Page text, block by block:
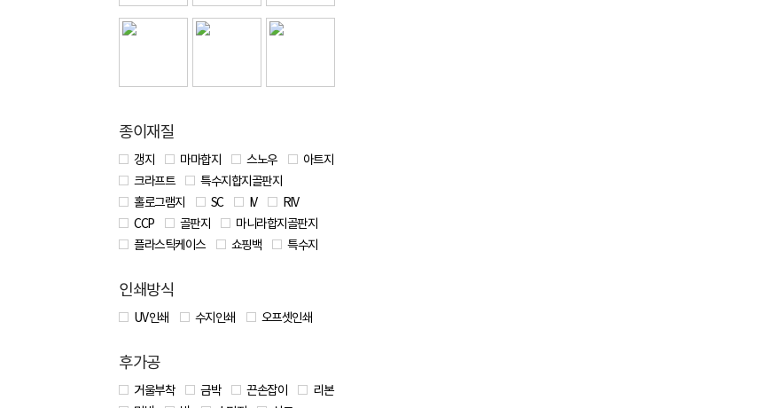
종이재질
갱지 마마합지 스노우
아트지
크라프트
특수지합지골판지
홀로그램지
SC IV
RIV
CCP
골판지
마니라합지골판지
플라스틱케이스
쇼핑백 특수지
인쇄방식
UV 인쇄 수지인쇄 오프셋인쇄
후가공
거울부착 금박 끈손잡이
리본